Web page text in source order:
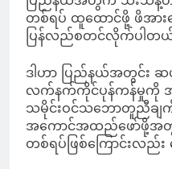
တစ်ရပ် ထူထောင်ဖို့ ဖိအာ
ပြန်လည်စတင်လိုက်ပါတ
ဒါဟာ ပြည်နယ်အတွင်း ဆ
လက်နက်ကိုင်ပုန်ကန်မှုကို
သမိုင်းဝင်သဘောတူညီခ
အကောင်အထည်ဖော်ဖို့အတွ
တစ်ရပ်ဖြစ်ကြောင်းလည်း